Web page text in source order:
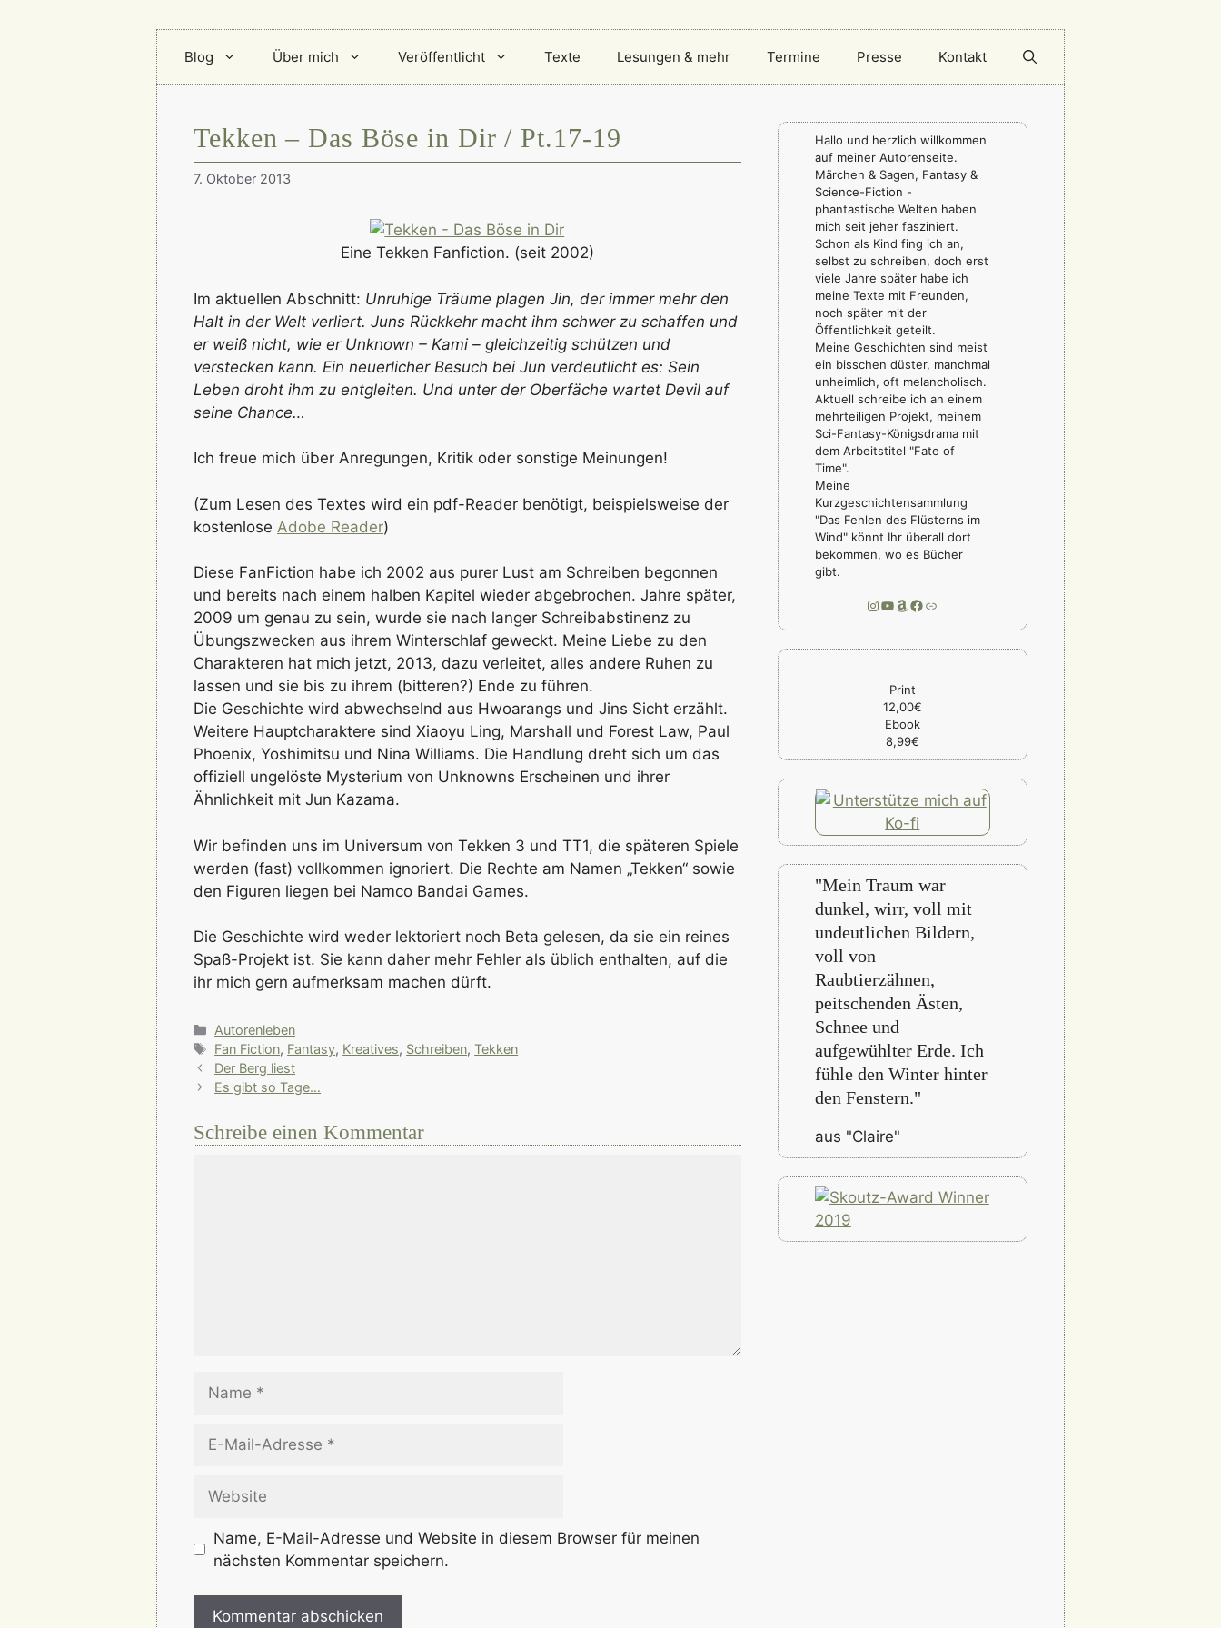
Blog Über mich Veröffentlicht Texte Lesungen & mehr Termine Presse Kontakt
Tekken – Das Böse in Dir / Pt.17-19
7. Oktober 2013
Eine Tekken Fanfiction. (seit 2002)
Im aktuellen Abschnitt: Unruhige Träume plagen Jin, der immer mehr den
Halt in der Welt verliert. Juns Rückkehr macht ihm schwer zu schaffen und
er weiß nicht, wie er Unknown – Kami – gleichzeitig schützen und
verstecken kann. Ein neuerlicher Besuch bei Jun verdeutlicht es: Sein
Leben droht ihm zu entgleiten. Und unter der Oberfäche wartet Devil auf
seine Chance…
Ich freue mich über Anregungen, Kritik oder sonstige Meinungen!
(Zum Lesen des Textes wird ein pdf-Reader benötigt, beispielsweise der
kostenlose Adobe Reader)
Diese FanFiction habe ich 2002 aus purer Lust am Schreiben begonnen
und bereits nach einem halben Kapitel wieder abgebrochen. Jahre später,
2009 um genau zu sein, wurde sie nach langer Schreibabstinenz zu
Übungszwecken aus ihrem Winterschlaf geweckt. Meine Liebe zu den
Charakteren hat mich jetzt, 2013, dazu verleitet, alles andere Ruhen zu
lassen und sie bis zu ihrem (bitteren?) Ende zu führen.
Die Geschichte wird abwechselnd aus Hwoarangs und Jins Sicht erzählt.
Weitere Hauptcharaktere sind Xiaoyu Ling, Marshall und Forest Law, Paul
Phoenix, Yoshimitsu und Nina Williams. Die Handlung dreht sich um das
offiziell ungelöste Mysterium von Unknowns Erscheinen und ihrer
Ähnlichkeit mit Jun Kazama.
Wir befinden uns im Universum von Tekken 3 und TT1, die späteren Spiele
werden (fast) vollkommen ignoriert. Die Rechte am Namen „Tekken“ sowie
den Figuren liegen bei Namco Bandai Games.
Die Geschichte wird weder lektoriert noch Beta gelesen, da sie ein reines
Spaß-Projekt ist. Sie kann daher mehr Fehler als üblich enthalten, auf die
ihr mich gern aufmerksam machen dürft.
Kategorien
Autorenleben
Schlagwörter
Fan Fiction, Fantasy, Kreatives, Schreiben,Tekken
Der Berg liest
Es gibt so Tage…
Schreibe einen Kommentar
Mail-
Name, E-Mail-Adresse und Website in diesem Browser für meinen
nächsten Kommentar speichern.
Hallo und herzlich willkommen
auf meiner Autorenseite.
Märchen & Sagen, Fantasy &
Science-Fiction -
phantastische Welten haben
mich seit jeher fasziniert.
Schon als Kind fing ich an,
selbst zu schreiben, doch erst
viele Jahre später habe ich
meine Texte mit Freunden,
noch später mit der
Öffentlichkeit geteilt.
Meine Geschichten sind meist
ein bisschen düster, manchmal
unheimlich, oft melancholisch.
Aktuell schreibe ich an einem
mehrteiligen Projekt, meinem
Sci-Fantasy-Königsdrama mit
dem Arbeitstitel "Fate of
Time".
Meine
Kurzgeschichtensammlung
"Das Fehlen des Flüsterns im
Wind" könnt Ihr überall dort
bekommen, wo es Bücher
gibt.
Instagram
YouTube
Amazon
Facebook
Link
Print
12,00€
Ebook
8,99€
"Mein Traum war
dunkel, wirr, voll mit
undeutlichen Bildern,
voll von
Raubtierzähnen,
peitschenden Ästen,
Schnee und
aufgewühlter Erde. Ich
fühle den Winter hinter
den Fenstern."
aus "Claire"